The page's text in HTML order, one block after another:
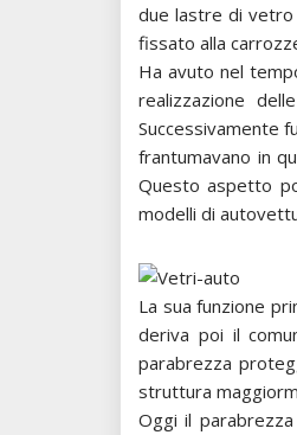
due lastre di
fissato alla
Ha avuto nel
realizzazione
Successivamente
frantumavano in
Questo aspetto
modelli di
La sua funzione
deriva poi il
parabrezza
struttura
Oggi il